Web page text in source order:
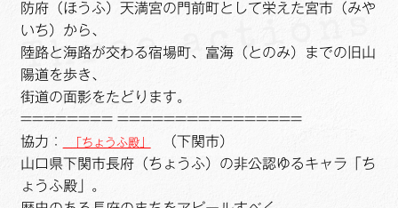
防府（ほうふ）天満宮の門前町として栄えた宮市（みや
いち）から、
陸路と海路が交わる宿場町、富海（とのみ）までの旧山
陽道を歩き、
街道の面影をたどります。
======== ================
協力：
「ちょうふ殿」
（下関市）
山口県下関市長府（ちょうふ）の非公認ゆるキャラ「ち
ょうふ殿」。